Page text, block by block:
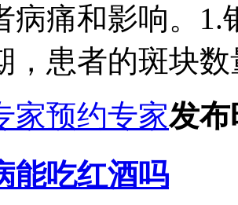
病痛和影响。1.
，患者的斑块
家预约专家发布
能吃红酒吗